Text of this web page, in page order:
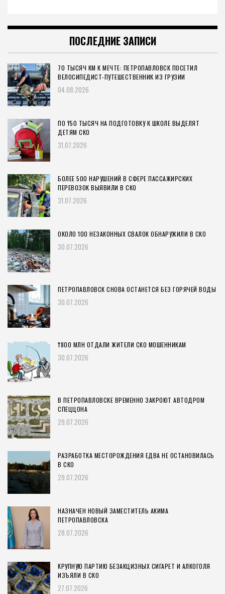
ПОСЛЕДНИЕ ЗАПИСИ
70 ТЫСЯЧ КМ К МЕЧТЕ: ПЕТРОПАВЛОВСК ПОСЕТИЛ
ВЕЛОСИПЕДИСТ-ПУТЕШЕСТВЕННИК ИЗ ГРУЗИИ
04.08.2026
ПО ₸50 ТЫСЯЧ НА ПОДГОТОВКУ К ШКОЛЕ ВЫДЕЛЯТ
ДЕТЯМ СКО
31.07.2026
БОЛЕЕ 500 НАРУШЕНИЙ В СФЕРЕ ПАССАЖИРСКИХ
ПЕРЕВОЗОК ВЫЯВИЛИ В СКО
31.07.2026
ОКОЛО 100 НЕЗАКОННЫХ СВАЛОК ОБНАРУЖИЛИ В СКО
30.07.2026
ПЕТРОПАВЛОВСК СНОВА ОСТАНЕТСЯ БЕЗ ГОРЯЧЕЙ ВОДЫ
30.07.2026
₸800 МЛН ОТДАЛИ ЖИТЕЛИ СКО МОШЕННИКАМ
30.07.2026
В ПЕТРОПАВЛОВСКЕ ВРЕМЕННО ЗАКРОЮТ АВТОДРОМ
СПЕЦЦОНА
29.07.2026
РАЗРАБОТКА МЕСТОРОЖДЕНИЯ ЕДВА НЕ ОСТАНОВИЛАСЬ
В СКО
29.07.2026
НАЗНАЧЕН НОВЫЙ ЗАМЕСТИТЕЛЬ АКИМА
ПЕТРОПАВЛОВСКА
28.07.2026
КРУПНУЮ ПАРТИЮ БЕЗАКЦИЗНЫХ СИГАРЕТ И АЛКОГОЛЯ
ИЗЪЯЛИ В СКО
27.07.2026